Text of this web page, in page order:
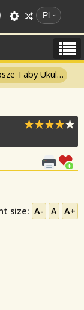
Pl
Taby Ukulele
size: A- A A+